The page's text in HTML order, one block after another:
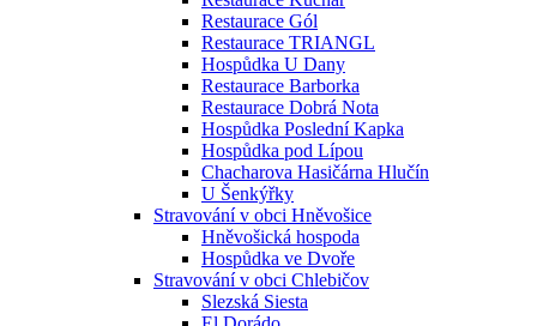
Restaurace Gól
Restaurace TRIANGL
Hospůdka U Dany
Restaurace Barborka
Restaurace Dobrá Nota
Hospůdka Poslední Kapka
Hospůdka pod Lípou
Chacharova Hasičárna Hlučín
U Šenkýřky
Stravování v obci Hněvošice
Hněvošická hospoda
Hospůdka ve Dvoře
Stravování v obci Chlebičov
Slezská Siesta